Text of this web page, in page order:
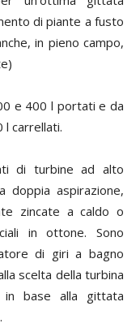
di piante a fusto
in pieno campo,
e 400 l portati e da
l carrellati.
di turbine ad alto
doppia aspirazione,
zincate a caldo o
in ottone. Sono
di giri a bagno
scelta della turbina
base alla gittata